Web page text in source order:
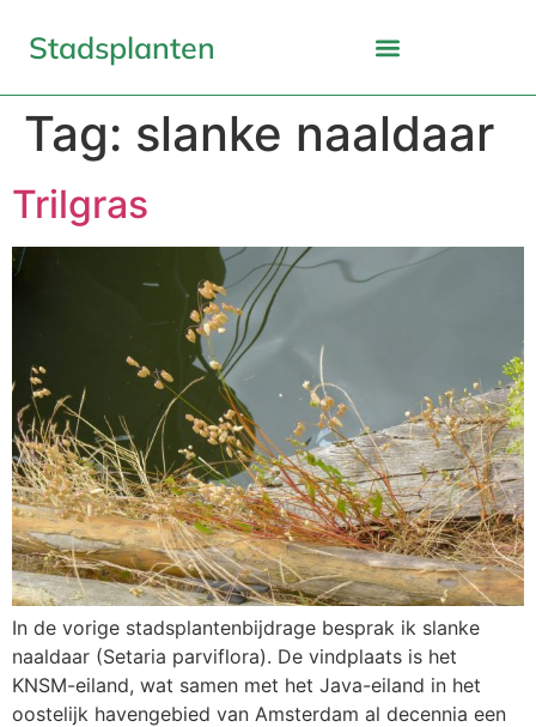
Stadsplanten
Tag: slanke naaldaar
Trilgras
In de vorige stadsplantenbijdrage besprak ik slanke
naaldaar (Setaria parviflora). De vindplaats is het
KNSM-eiland, wat samen met het Java-eiland in het
oostelijk havengebied van Amsterdam al decennia een